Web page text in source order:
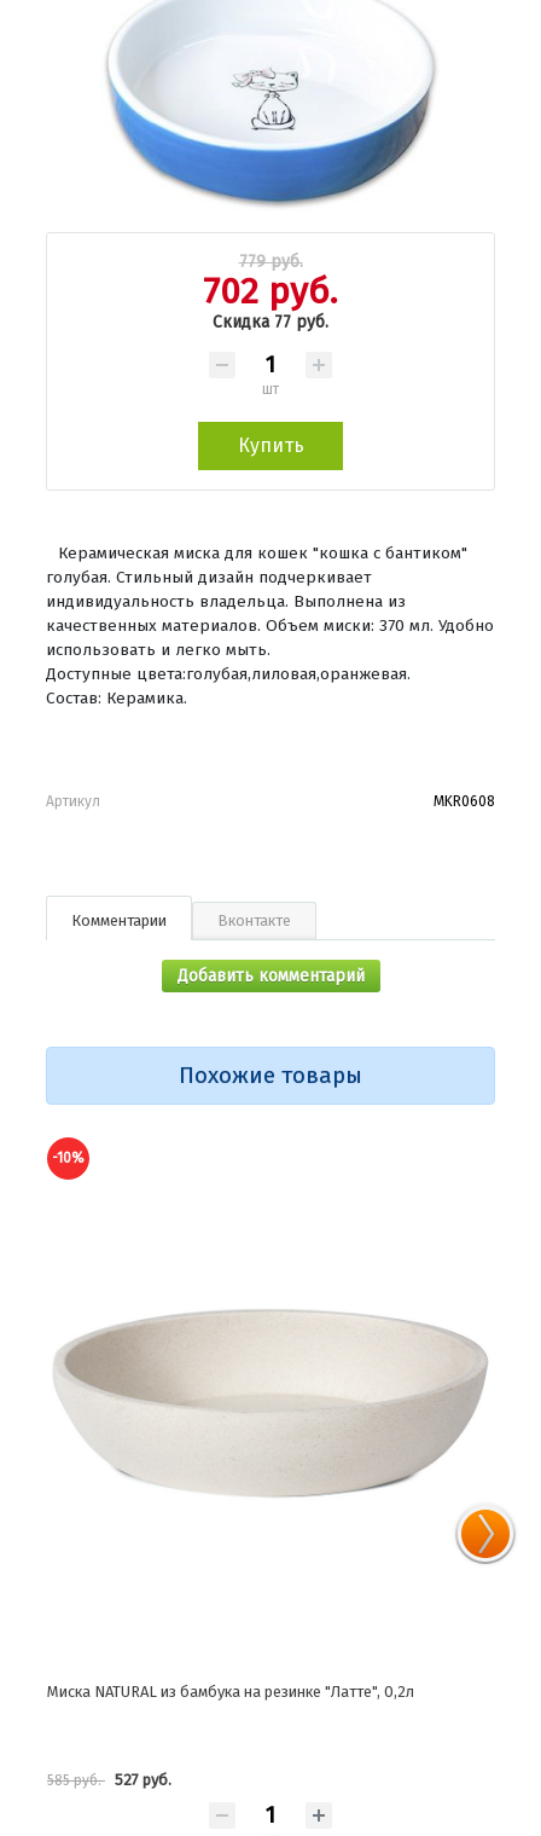
779 руб.
702 руб.
Скидка 77 руб.
шт
Купить
Керамическая миска для кошек "кошка с бантиком"
голубая. Стильный дизайн подчеркивает
индивидуальность владельца. Выполнена из
качественных материалов. Объем миски: 370 мл. Удобно
использовать и легко мыть.
Доступные цвета:голубая,лиловая,оранжевая.
Состав: Керамика.
Артикул MKR0608
Комментарии Вконтакте
Добавить комментарий
Похожие товары
-10%
Миска NATURAL из бамбука на резинке "Латте", 0,2л
585 руб. 527 руб.